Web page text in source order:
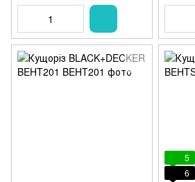
5
6